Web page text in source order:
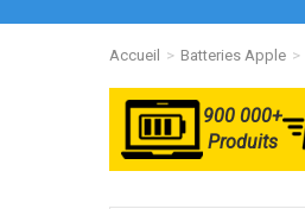
Accueil Batteries Apple
900 000+
Produits